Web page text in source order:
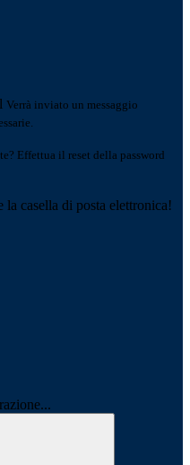
Verrà inviato un messaggio
Effettua il reset della password
casella di posta elettronica!